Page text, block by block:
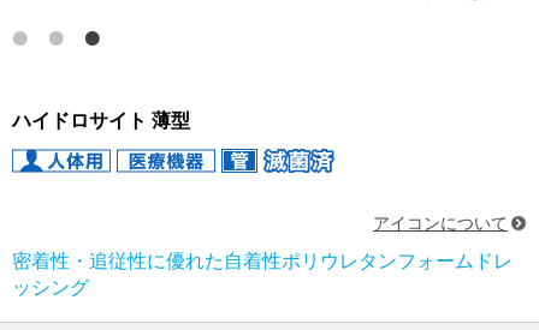
ハイドロサイト 薄型
アイコンについて
密着性・追従性に優れた自着性ポリウレタンフォームドレ
ッシング